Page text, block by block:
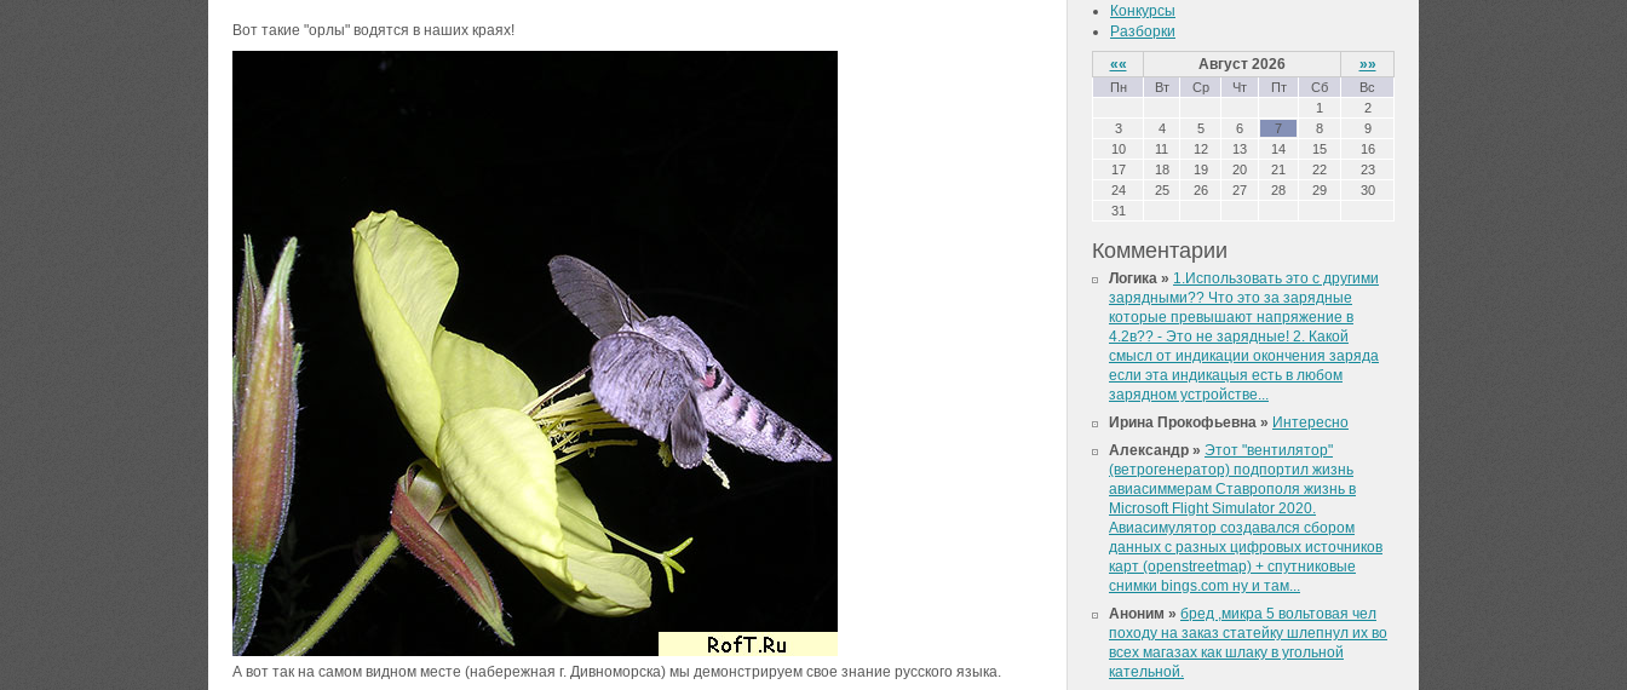
Вот такие "орлы" водятся в наших краях!
А вот так на самом видном месте (набережная г. Дивноморска) мы демонстрируем свое знание русского языка.
Конкурсы
Разборки
««
Август 2026 »»
Пн Вт Ср Чт Пт Сб
Вс
1
2
3
4 5 6 7 8
9
10
11 12 13 14 15
16
17
18 19 20 21 22
23
24
25 26 27 28 29
30
31
Комментарии
Логика » 1.Использовать это с другими
зарядными?? Что это за зарядные
которые превышают напряжение в
4.2в?? - Это не зарядные! 2. Какой
смысл от индикации окончения заряда
если эта индикацыя есть в любом
зарядном устройстве...
Ирина Прокофьевна » Интересно
Александр » Этот "вентилятор"
(ветрогенератор) подпортил жизнь
авиасиммерам Ставрополя жизнь в
Microsoft Flight Simulator 2020.
Авиасимулятор создавался сбором
данных с разных цифровых источников
карт (openstreetmap) + спутниковые
снимки bings.com ну и там...
Аноним » бред ,микра 5 вольтовая чел
походу на заказ статейку шлепнул их во
всех магазах как шлаку в угольной
кательной.